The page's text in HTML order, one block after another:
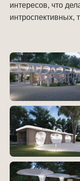
интересов, что
интроспективных,